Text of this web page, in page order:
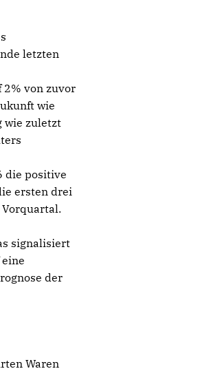
letzten
2% von zuvor
wie
wie zuletzt
die positive
ersten drei
signalisiert
der
Waren